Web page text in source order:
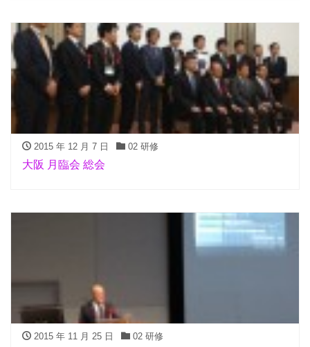
2015 年 12 月 7 日 02 研修
大阪 月臨会 総会
2015 年 11 月 25 日 02 研修